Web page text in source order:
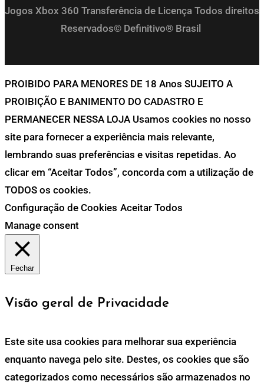
Jogos Xbox 360 Transferência de Licença Todos direitos
Reservados© Definitivo® Brasil
PROIBIDO PARA MENORES DE 18 Anos SUJEITO A
PROIBIÇÃO E BANIMENTO DO CADASTRO E
PERMANECER NESSA LOJA Usamos cookies no nosso
site para fornecer a experiência mais relevante,
lembrando suas preferências e visitas repetidas. Ao
clicar em “Aceitar Todos”, concorda com a utilização de
TODOS os cookies.
Configuração de Cookies Aceitar Todos
Manage consent
Fechar
Visão geral de Privacidade
Este site usa cookies para melhorar sua experiência
enquanto navega pelo site. Destes, os cookies que são
categorizados como necessários são armazenados no